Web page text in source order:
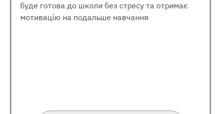
буде готова до школи без стресу та отримає
мотивацію на подальше навчання